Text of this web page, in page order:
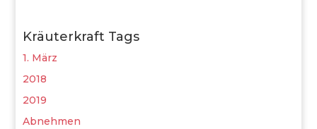
Kräuterkraft Tags
1. März
2018
2019
Abnehmen